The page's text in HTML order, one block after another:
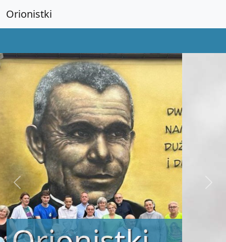
Orionistki
Previous